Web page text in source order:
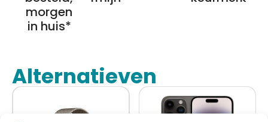
morgen
in huis*
Alternatieven